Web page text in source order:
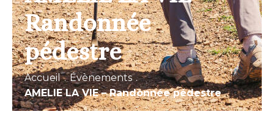
Randonnée
pédestre
Accueil . Évènements .
AMELIE LA VIE – Randonnée pédestre